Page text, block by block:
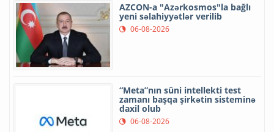
AZCON-a "Azərkosmos"la bağlı
yeni səlahiyyətlər verilib
06-08-2026
“Meta”nın süni intellekti test
zamanı başqa şirkətin sisteminə
daxil olub
06-08-2026